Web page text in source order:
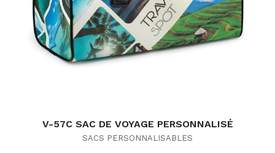
V-57C SAC DE VOYAGE PERSONNALISÉ
SACS PERSONNALISABLES